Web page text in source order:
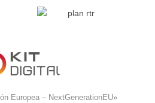
Europea – NextGenerationEU»